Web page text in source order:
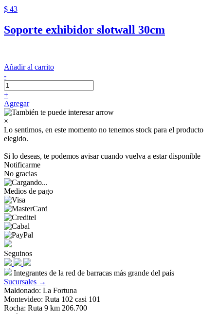
$ 43
Soporte exhibidor slotwall 30cm
Añadir al carrito
-
+
Agregar
×
Lo sentimos, en este momento no tenemos stock para el producto
elegido.
Si lo deseas, te podemos avisar cuando vuelva a estar disponible
Notificarme
No gracias
Medios de pago
Seguinos
Integrantes de la red de barracas más grande del país
Sucursales →
Maldonado: La Fortuna
Montevideo: Ruta 102 casi 101
Rocha: Ruta 9 km 206.700